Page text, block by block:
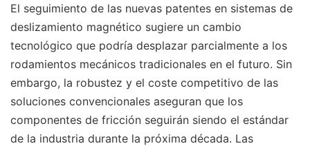
El seguimiento de las nuevas patentes en sistemas de
deslizamiento magnético sugiere un cambio
tecnológico que podría desplazar parcialmente a los
rodamientos mecánicos tradicionales en el futuro. Sin
embargo, la robustez y el coste competitivo de las
soluciones convencionales aseguran que los
componentes de fricción seguirán siendo el estándar
de la industria durante la próxima década. Las